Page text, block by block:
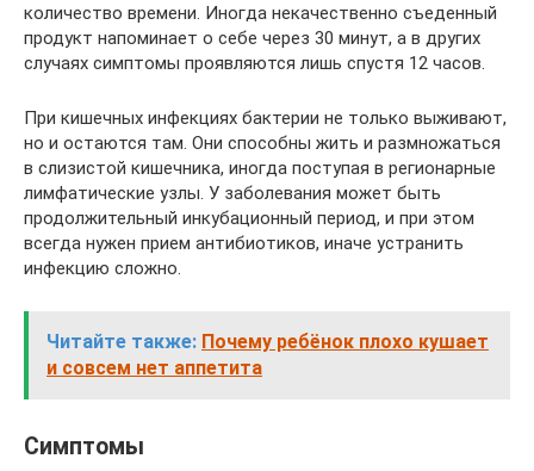
количество времени. Иногда некачественно съеденный
продукт напоминает о себе через 30 минут, а в других
случаях симптомы проявляются лишь спустя 12 часов.
При кишечных инфекциях бактерии не только выживают,
но и остаются там. Они способны жить и размножаться
в слизистой кишечника, иногда поступая в регионарные
лимфатические узлы. У заболевания может быть
продолжительный инкубационный период, и при этом
всегда нужен прием антибиотиков, иначе устранить
инфекцию сложно.
Читайте также: Почему ребёнок плохо кушает
и совсем нет аппетита
Симптомы